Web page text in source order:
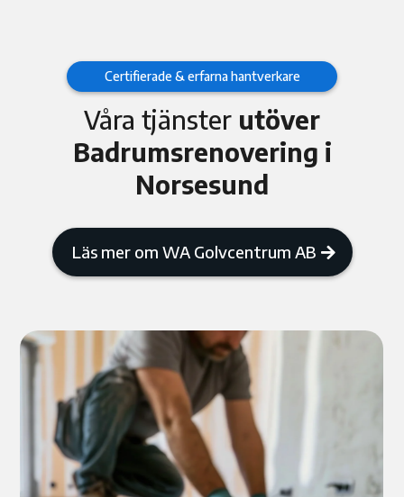
Certifierade & erfarna hantverkare
Våra tjänster utöver
Badrumsrenovering i
Norsesund
Läs mer om WA Golvcentrum AB